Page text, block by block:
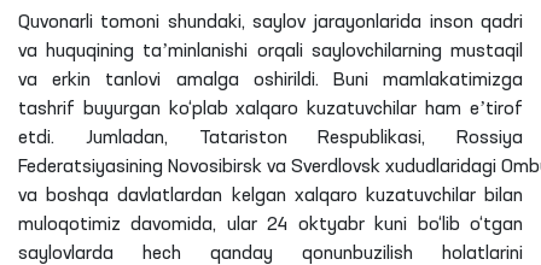
Quvonarli tomoni shundaki, saylov jarayonlarida inson qadri
va huquqining taʼminlanishi orqali saylovchilarning mustaqil
va erkin tanlovi amalga oshirildi. Buni mamlakatimizga
tashrif buyurgan ko‘plab xalqaro kuzatuvchilar ham eʼtirof
etdi. Jumladan, Tatariston Respublikasi, Rossiya
Federatsiyasining Novosibirsk va Sverdlovsk xududlaridagi
va boshqa davlatlardan kelgan xalqaro kuzatuvchilar bilan
muloqotimiz davomida, ular 24 oktyabr kuni bo‘lib o‘tgan
saylovlarda hech qanday qonunbuzilish holatlarini